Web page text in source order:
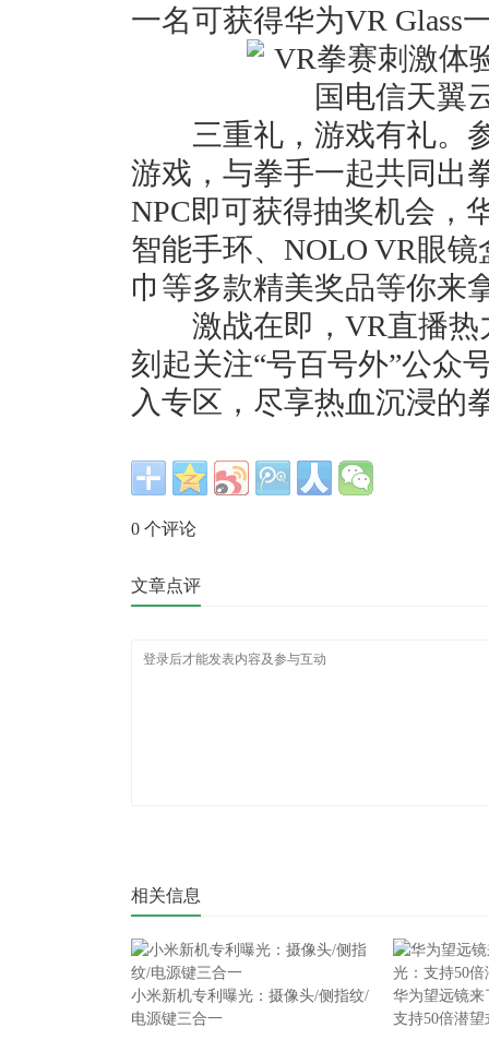
一名可获得华为VR Glass
三重礼，游戏有礼。参
游戏，与拳手一起共同出
NPC即可获得抽奖机会，
智能手环、NOLO VR眼
巾等多款精美奖品等你来
激战在即，VR直播热
刻起关注“号百号外”公众
入专区，尽享热血沉浸的
0 个评论
文章点评
相关信息
小米新机专利曝光：摄像头/侧指纹/
电源键三合一
华为望远镜来
支持50倍潜望